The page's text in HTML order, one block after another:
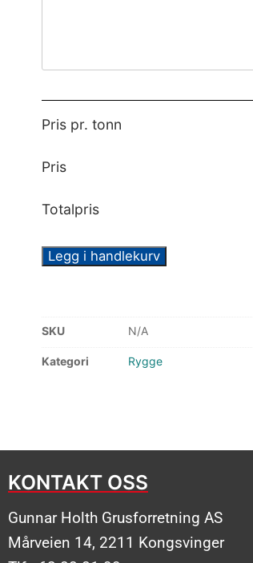
Pris pr. tonn
Pris
Totalpris
Legg i handlekurv
SKU N/A
Kategori Rygge
KONTAKT OSS
Gunnar Holth Grusforretning AS
Mårveien 14, 2211 Kongsvinger